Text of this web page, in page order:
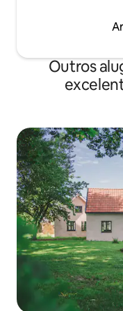
Outros